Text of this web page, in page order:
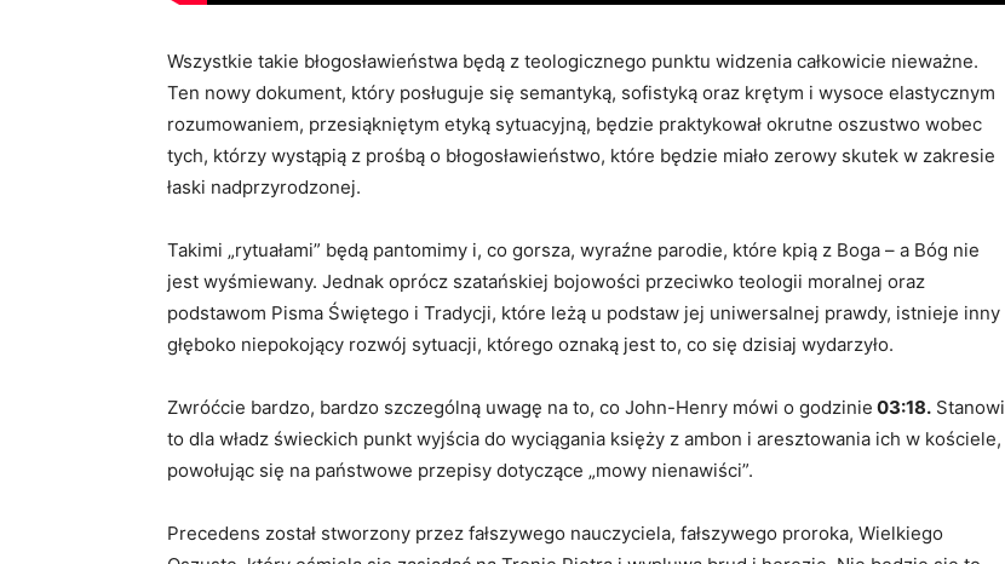
Wszystkie takie błogosławieństwa będą z teologicznego punktu widzenia całkowicie nieważne.
Ten nowy dokument, który posługuje się semantyką, sofistyką oraz krętym i wysoce elastycznym
rozumowaniem, przesiąkniętym etyką sytuacyjną, będzie praktykował okrutne oszustwo wobec
tych, którzy wystąpią z prośbą o błogosławieństwo, które będzie miało zerowy skutek w zakresie
łaski nadprzyrodzonej.
Takimi „rytuałami” będą pantomimy i, co gorsza, wyraźne parodie, które kpią z Boga – a Bóg nie
jest wyśmiewany. Jednak oprócz szatańskiej bojowości przeciwko teologii moralnej oraz
podstawom Pisma Świętego i Tradycji, które leżą u podstaw jej uniwersalnej prawdy, istnieje inny
głęboko niepokojący rozwój sytuacji, którego oznaką jest to, co się dzisiaj wydarzyło.
Zwróćcie bardzo, bardzo szczególną uwagę na to, co John-Henry mówi o godzinie 03:18. Stanowi
to dla władz świeckich punkt wyjścia do wyciągania księży z ambon i aresztowania ich w kościele,
powołując się na państwowe przepisy dotyczące „mowy nienawiści”.
Precedens został stworzony przez fałszywego nauczyciela, fałszywego proroka, Wielkiego